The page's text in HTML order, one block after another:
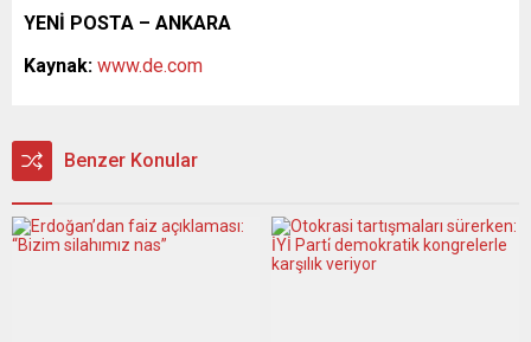
YENİ POSTA – ANKARA
Kaynak: www.de.com
Benzer Konular